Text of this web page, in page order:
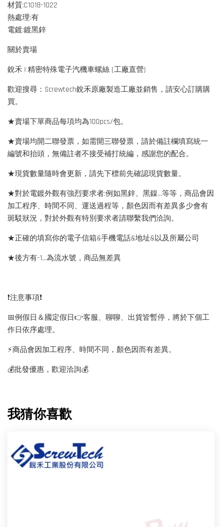
材質:C1018-1022
熱處理:有
電鍍:鍍黑鋅
關於賣場
銳禾 | 精密特殊電子汽機車螺絲 (工廠直營)
歡迎搜尋：Screwtech銳禾原廠製造工廠並銷售，請安心訂購購
買。
★賣場下單商品每項均為100pcs/包。
★賣場均開二聯發票，如需開三聯發票，請於備註欄填寫統一
編號和抬頭，無備註者不接受補打統編，感謝您的配合。
★現貨數量隨時會更新，請先下標前先確認現貨數量。
★對於電鍍外觀有強烈要求者:例如黑鋅、黑鎳...等等，商品會因
加工程序、時間不同、運送過程等，顏色因而有差異多少會有
斑駁狀況，對於外觀有特別要求者請聯繫我們洽詢。
★正確的填寫你的電子信箱&手機電話&地址&以及所屬公司
★後方有-1…為流水號，商品無差異
❗️注意事項❗️
📅例假日＆國定假日👉客服、聊聊、出貨皆暫停，將於下個工
作日依序處理。
⚡️商品會因加工程序、時間不同，顏色因而有差異。
💰批發優惠，歡迎洽詢💰
我猜你喜歡